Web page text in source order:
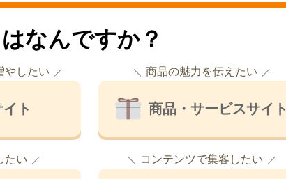
なんですか？
やしたい
ト
商品の魅力を伝えたい
商品・サービスサイト
たい コンテンツで集客したい